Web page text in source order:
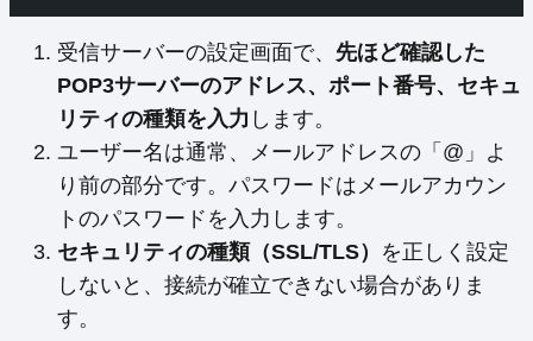
受信サーバーの設定画面で、 先ほど確認した
POP3サーバーのアドレス、ポート番号、セキュ
リティの種類を入力 します。
ユーザー名は通常、メールアドレスの「@」よ
り前の部分です。パスワードはメールアカウン
トのパスワードを入力します。
セキュリティの種類（SSL/TLS） を正しく設定
しないと、接続が確立できない場合がありま
す。